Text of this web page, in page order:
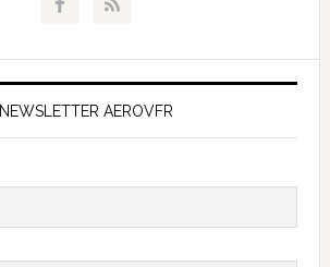
NEWSLETTER AEROVFR